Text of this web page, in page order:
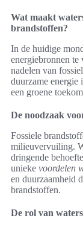
Wat maakt
brandstoffen?
In de huidige
energiebronnen te
nadelen van
duurzame energie
een groene
De noodzaak
Fossiele
milieuvervuiling.
dringende
unieke voordelen
en duurzaamheid
brandstoffen.
De rol van